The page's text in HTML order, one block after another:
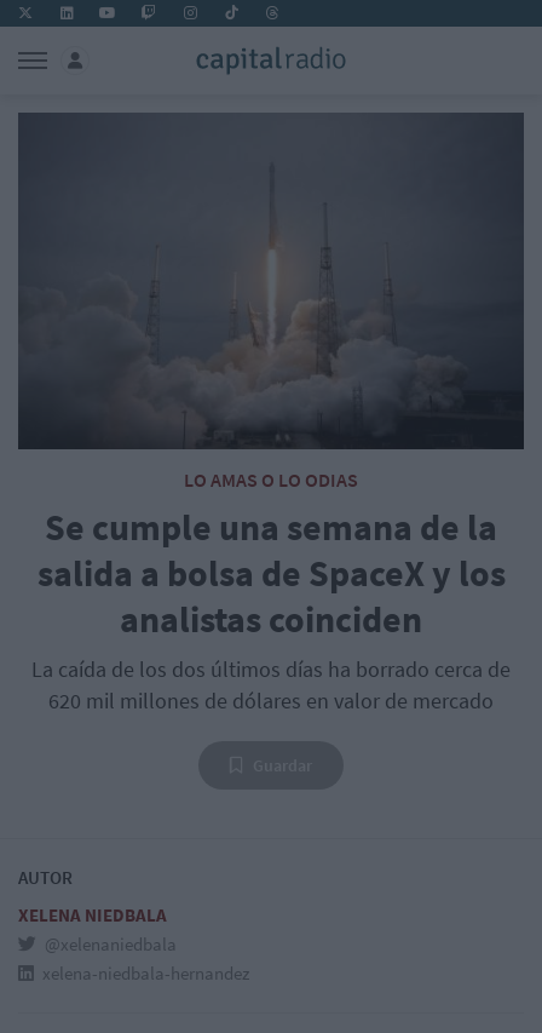
LO AMAS O LO ODIAS
Se cumple una semana de la
salida a bolsa de SpaceX y los
analistas coinciden
La caída de los dos últimos días ha borrado cerca de
620 mil millones de dólares en valor de mercado
AUTOR
XELENA NIEDBALA
@xelenaniedbala
xelena-niedbala-hernandez